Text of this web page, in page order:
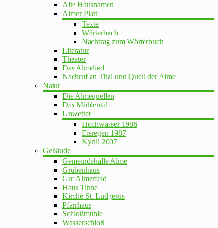
Alte Hausnamen
Almer Platt
Texte
Wörterbuch
Nachtrag zum Wörterbuch
Literatur
Theater
Das Almelied
Nachruf an Thal und Quell der Alme
Natur
Die Almequellen
Das Mühlental
Unwetter
Hochwasser 1986
Eisregen 1987
Kyrill 2007
Gebäude
Gemeindehalle Alme
Grubenhaus
Gut Almerfeld
Haus Tinne
Kirche St. Ludgerus
Pfarrhaus
Schloßmühle
Wasserschloß